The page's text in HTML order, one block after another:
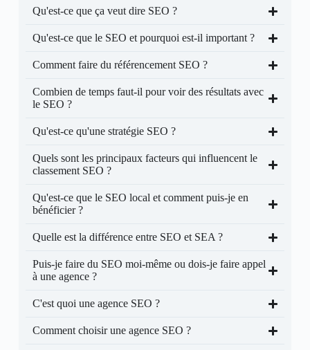
Qu'est-ce que ça veut dire SEO ?
Qu'est-ce que le SEO et pourquoi est-il important ?
Comment faire du référencement SEO ?
Combien de temps faut-il pour voir des résultats avec
le SEO ?
Qu'est-ce qu'une stratégie SEO ?
Quels sont les principaux facteurs qui influencent le
classement SEO ?
Qu'est-ce que le SEO local et comment puis-je en
bénéficier ?
Quelle est la différence entre SEO et SEA ?
Puis-je faire du SEO moi-même ou dois-je faire appel
à une agence ?
C'est quoi une agence SEO ?
Comment choisir une agence SEO ?